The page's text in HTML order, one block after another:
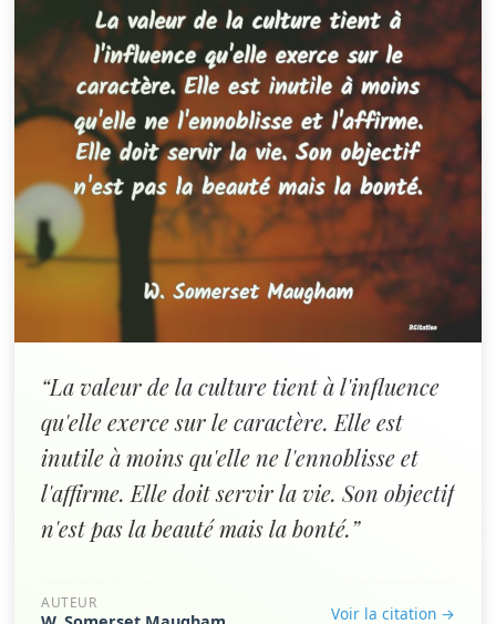
“La valeur de la culture tient à l'influence
qu'elle exerce sur le caractère. Elle est
inutile à moins qu'elle ne l'ennoblisse et
l'affirme. Elle doit servir la vie. Son objectif
n'est pas la beauté mais la bonté.”
AUTEUR Voir la citation →